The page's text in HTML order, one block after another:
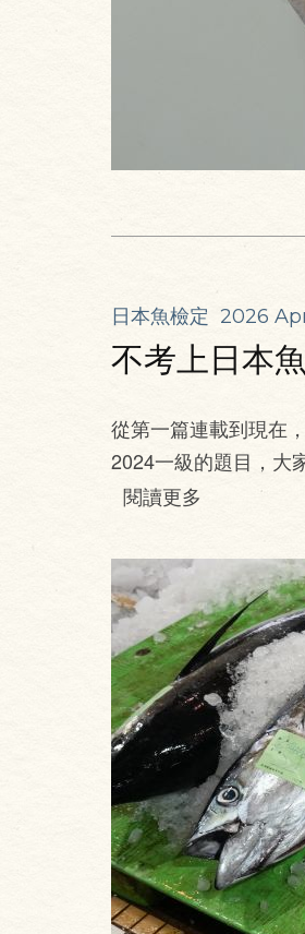
日本魚檢定 2026
不考上日本
從第一篇連載到現在
2024一級的題目，大
閱讀更多